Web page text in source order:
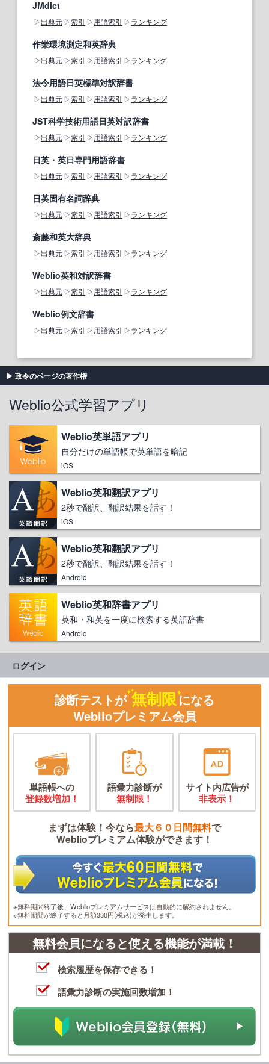
JMdict
出典元 索引 用語索引 ランキング
作業環境測定和英辞典
出典元 索引 用語索引 ランキング
法令用語日英標準対訳辞書
出典元 索引 用語索引 ランキング
JST科学技術用語日英対訳辞書
出典元 索引 用語索引 ランキング
日英・英日専門用語辞書
出典元 索引 用語索引 ランキング
日英固有名詞辞典
出典元 索引 用語索引 ランキング
斎藤和英大辞典
出典元 索引 用語索引 ランキング
Weblio英和対訳辞書
出典元 索引 用語索引 ランキング
Weblio例文辞書
出典元 索引 用語索引 ランキング
政令のページの著作権
Weblio公式学習アプリ
Weblio英単語アプリ
自分だけの単語帳で英単語を暗記
iOS
Weblio英和翻訳アプリ
2秒で翻訳、翻訳結果を話す！
iOS
Weblio英和翻訳アプリ
2秒で翻訳、翻訳結果を話す！
Android
Weblio英和辞書アプリ
英和・和英を一度に検索する英語辞書
Android
ログイン
診断テストが 無制限になる
Weblioプレミアム会員
単語帳への
登録数増加！
語彙力診断が
無制限！
サイト内広告が
非表示！
まずは体験！今なら最大６０日間無料で
Weblioプレミアム体験ができます！
※無料期間終了後、Weblioプレミアムサービスは自動的に解約されません。
※無料期間が終了すると月額330円(税込)が発生します。
無料会員になると使える機能が満載！
検索履歴を保存できる！
語彙力診断の実施回数増加！